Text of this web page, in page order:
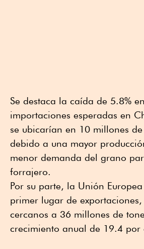
Se destaca la caída de 5.8%
importaciones esperadas en
se ubicarían en 10 millones
debido a una mayor
menor demanda del grano
forrajero.
Por su parte, la Unión
primer lugar de
cercanos a 36 millones de
crecimiento anual de 19.4 por